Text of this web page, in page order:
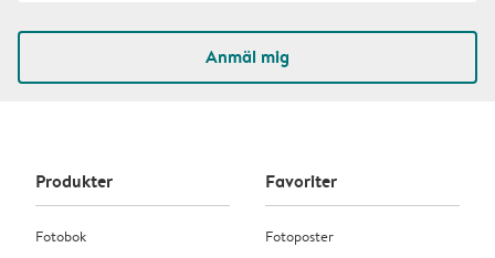
Anmäl mig
Produkter
Fotobok
Favoriter
Fotoposter